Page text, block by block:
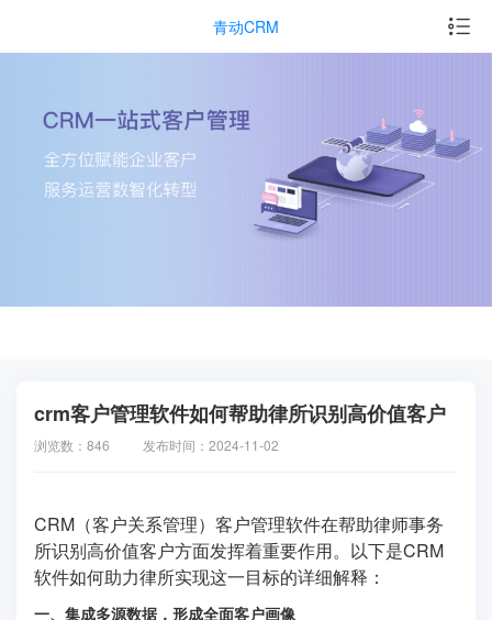
青动CRM
crm客户管理软件如何帮助律所识别高价值客户
浏览数：846 发布时间：2024-11-02
CRM（客户关系管理）客户管理软件在帮助律师事务
所识别高价值客户方面发挥着重要作用。以下是CRM
软件如何助力律所实现这一目标的详细解释：
一、集成多源数据，形成全面客户画像